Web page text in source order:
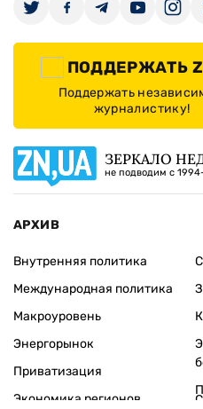
ПОДДЕРЖАТЬ
Поддержать
журналистику!
ЗЕРКАЛО
не подводим с
АРХИВ
Внутренняя политика
Международная политика
Макроуровень
Энергорынок
Приватизация
Экономика регионов